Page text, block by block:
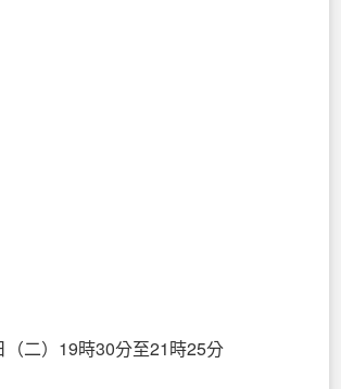
（二）19時30分至21時25分